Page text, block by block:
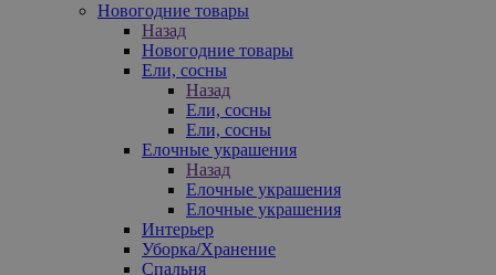
Новогодние товары
Назад
Новогодние товары
Ели, сосны
Назад
Ели, сосны
Ели, сосны
Елочные украшения
Назад
Елочные украшения
Елочные украшения
Интерьер
Уборка/Хранение
Спальня